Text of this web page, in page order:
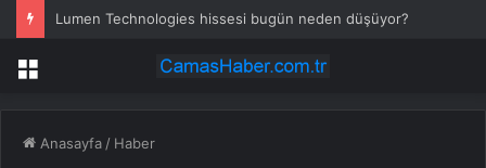
Lumen Technologies hissesi bugün neden düşüyor?
Menü
Anasayfa / Haber